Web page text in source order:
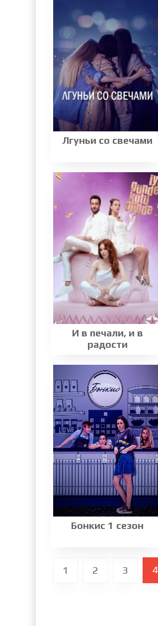
Лгуньи со свечами
И в печали, и в
радости
Бонкис 1 сезон
1 2 3 4